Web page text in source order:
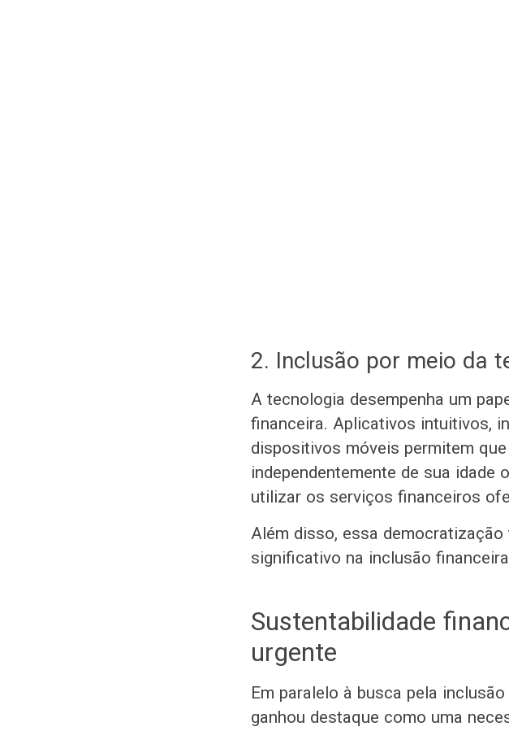
2. Inclusão por meio da
A tecnologia desempenha um
financeira. Aplicativos intuitivos,
dispositivos móveis permitem
independentemente de sua idade
utilizar os serviços financeiros
Além disso, essa
significativo na inclusão
Sustentabilidade
urgente
Em paralelo à busca pela
ganhou destaque como uma